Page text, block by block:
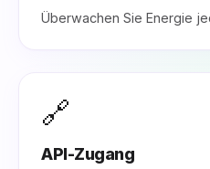
Überwachen Sie Energie
🔗
API-Zugang